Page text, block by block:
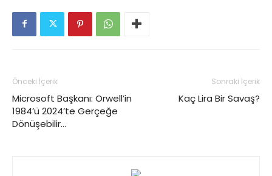
Önceki İçerik
Microsoft Başkanı: Orwell’in
1984’ü 2024’te Gerçeğe
Dönüşebilir…
Sonraki İçerik
Kaç Lira Bir Savaş?